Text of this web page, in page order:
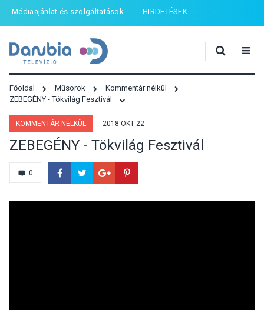
Médiaajánlat és szolgáltatások HIRDETÉSEK
Főoldal Műsorok
Kommentár nélkül
ZEBEGÉNY - Tökvilág Fesztivál
KOMMENTÁR NÉLKÜL 2018 OKT 22
ZEBEGÉNY - Tökvilág Fesztivál
0